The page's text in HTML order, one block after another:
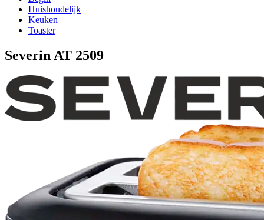
Huishoudelijk
Keuken
Toaster
Severin AT 2509